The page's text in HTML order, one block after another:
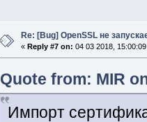
Re: [Bug] OpenSSL не
« Reply #7 on: 04 03 2018,
Quote from: MIR
Импорт